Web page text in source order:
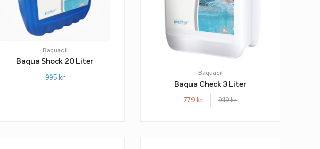
Baquacil
Baqua Shock 20 Liter
995 kr
Baquacil
Baqua Check 3 Liter
779 kr 919kr